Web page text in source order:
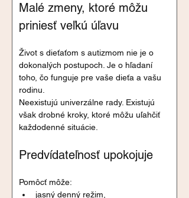
Malé zmeny, ktoré môžu
priniesť veľkú úľavu
Život s dieťaťom s autizmom nie je o
dokonalých postupoch. Je o hľadaní
toho, čo funguje pre vaše dieťa a vašu
rodinu.
Neexistujú univerzálne rady. Existujú
však drobné kroky, ktoré môžu uľahčiť
každodenné situácie.
Predvídateľnosť upokojuje
Pomôcť môže:
jasný denný režim,